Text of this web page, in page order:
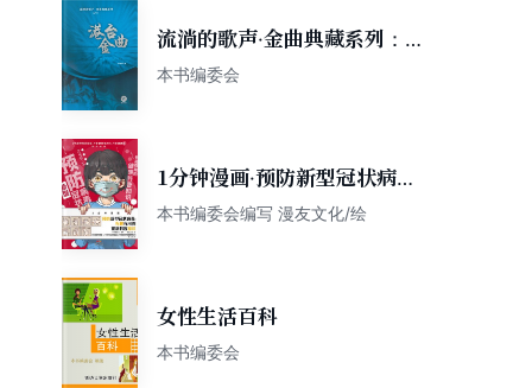
流淌的歌声·金曲典藏系列：港
台金曲
本书编委会
1分钟漫画·预防新型冠状病
毒：有趣有用的健康科普知识
本书编委会编写 漫友文化/绘
女性生活百科
本书编委会